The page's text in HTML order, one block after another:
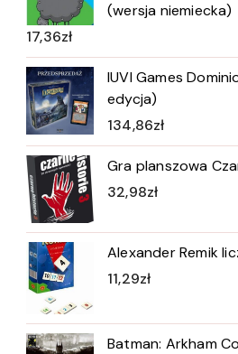
(wersja niemiecka)
17,36zł
IUVI Games
edycja)
134,86zł
Gra planszowa
32,98zł
Alexander Remik
11,29zł
Batman: Arkham